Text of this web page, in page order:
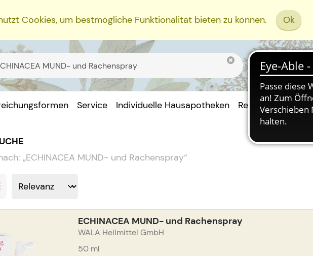
Cookies, um bestmögliche Funktionalität bieten zu können. Ok
Service Individuelle Hausapotheken Rezept Einreichen
„ECHINACEA MUND- und Rachenspray“
ECHINACEA MUND- und Rachenspray
WALA Heilmittel GmbH
50 ml